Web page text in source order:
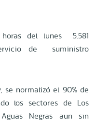
del lunes 5.581
de suministro
se normalizó el 90% de
los sectores de Los
Negras aun sin